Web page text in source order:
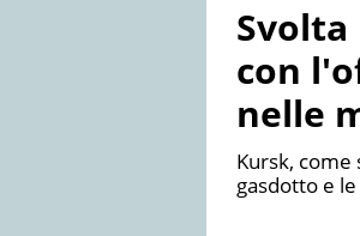
con
nelle
Kursk,
gasdotto e